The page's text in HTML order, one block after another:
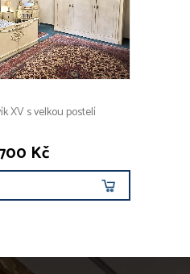
XV s velkou postelí
Kč